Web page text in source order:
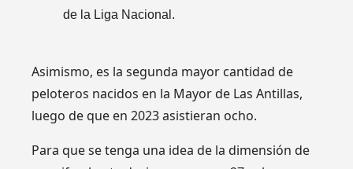
de la Liga Nacional.
Asimismo, es la segunda mayor cantidad de
peloteros nacidos en la Mayor de Las Antillas,
luego de que en 2023 asistieran ocho.
Para que se tenga una idea de la dimensión de